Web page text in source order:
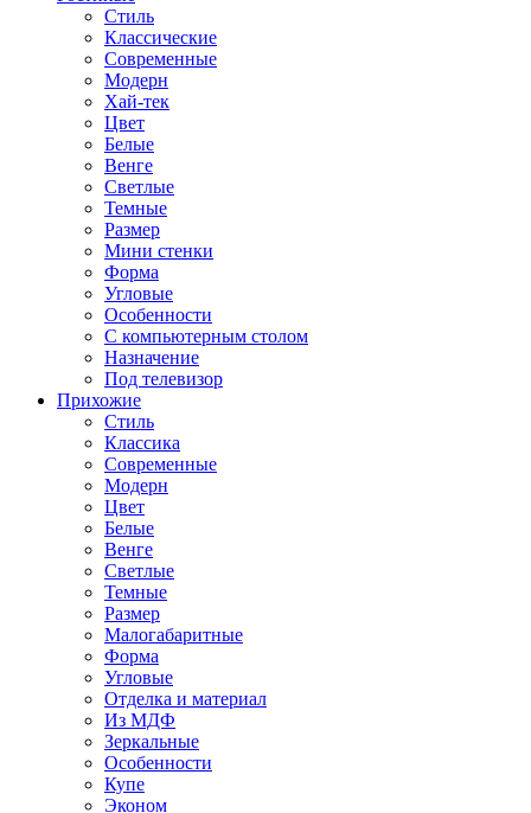
Стиль
Классические
Современные
Модерн
Хай-тек
Цвет
Белые
Венге
Светлые
Темные
Размер
Мини стенки
Форма
Угловые
Особенности
С компьютерным столом
Назначение
Под телевизор
Прихожие
Стиль
Классика
Современные
Модерн
Цвет
Белые
Венге
Светлые
Темные
Размер
Малогабаритные
Форма
Угловые
Отделка и материал
Из МДФ
Зеркальные
Особенности
Купе
Эконом